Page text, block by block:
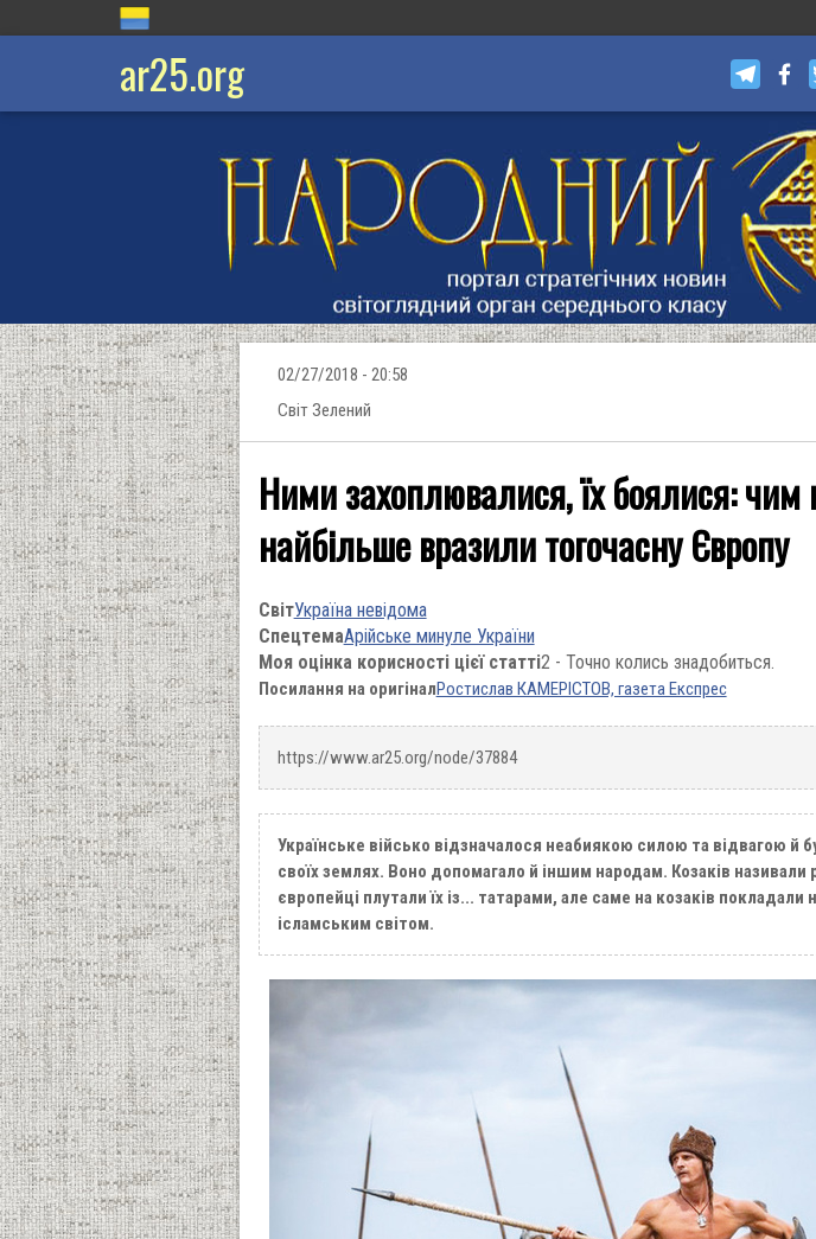
ar25.org
02/27/2018 - 20:58
Cвіт Зелений
Ними захоплювалися, їх боялися: чим
найбільше вразили тогочасну Європу
СвітУкраїна невідома
СпецтемаАрійське минуле України
Моя оцінка корисності цієї статті2 - Точно колись знадобиться.
Посилання на оригіналРостислав КАМЕРІСТОВ, газета Експрес
https://www.ar25.org/node/37884
Українське військо відзначалося неабиякою силою та відвагою й
своїх землях. Воно допомагало й іншим народам. Козаків називали
європейці плутали їх із... татарами, але саме на козаків покладали
ісламським світом.